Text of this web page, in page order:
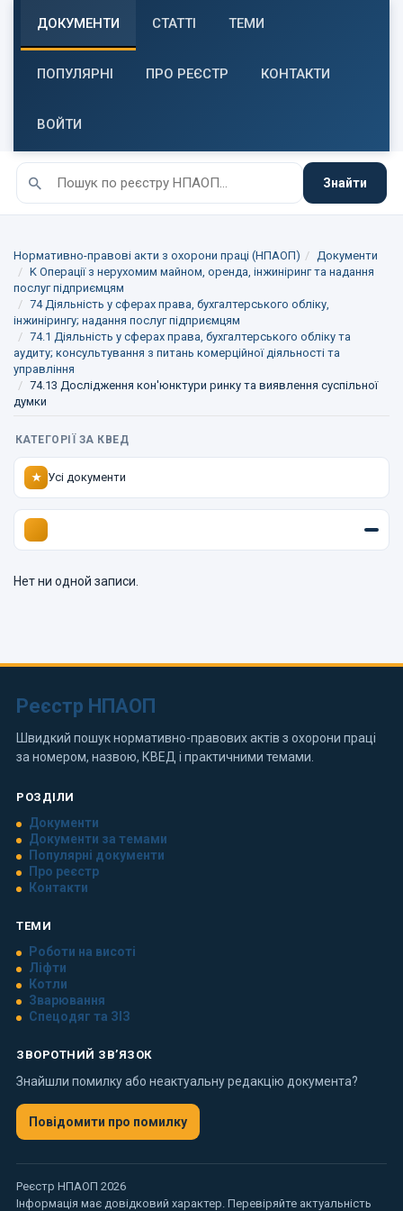
ДОКУМЕНТИ СТАТТІ ТЕМИ
ПОПУЛЯРНІ ПРО РЕЄСТР КОНТАКТИ
ВОЙТИ
Знайти
Нормативно-правові акти з охорони праці (НПАОП)
Документи
K Операції з нерухомим майном, оренда, інжиніринг та надання
послуг підприємцям
74 Діяльність у сферах права, бухгалтерського обліку,
інжинірингу; надання послуг підприємцям
74.1 Діяльність у сферах права, бухгалтерського обліку та
аудиту; консультування з питань комерційної діяльності та
управління
74.13 Дослідження кон'юнктури ринку та виявлення суспільної
думки
КАТЕГОРІЇ ЗА КВЕД
★ Усі документи
Нет ни одной записи.
Реєстр НПАОП
Швидкий пошук нормативно-правових актів з охорони праці
за номером, назвою, КВЕД і практичними темами.
РОЗДІЛИ
Документи
Документи за темами
Популярні документи
Про реєстр
Контакти
ТЕМИ
Роботи на висоті
Ліфти
Котли
Зварювання
Спецодяг та ЗІЗ
ЗВОРОТНИЙ ЗВ’ЯЗОК
Знайшли помилку або неактуальну редакцію документа?
Повідомити про помилку
Реєстр НПАОП 2026
Інформація має довідковий характер. Перевіряйте актуальність